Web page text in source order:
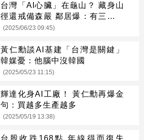
台灣「AI心臟」在龜山？ 藏身山
徑還戒備森嚴 鄰居爆：有三家業
者
(2025/06/23 09:45)
黃仁勳談AI基建「台灣是關鍵」
韓媒憂：他腦中沒韓國
(2025/05/23 11:15)
輝達化身AI工廠！ 黃仁勳再爆金
句：買越多生產越多
(2025/05/19 13:38)
台股收跌168點 年線得而復失